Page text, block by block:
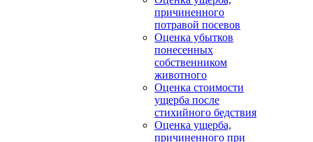
причиненного
потравой посевов
Оценка убытков
понесенных
собственником
животного
Оценка стоимости
ущерба после
стихийного бедствия
Оценка ущерба,
причиненного при